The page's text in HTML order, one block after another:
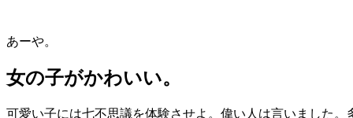
あーや。
女の子がかわいい。
可愛い子には七不思議を体験させよ。偉い人は言いました。